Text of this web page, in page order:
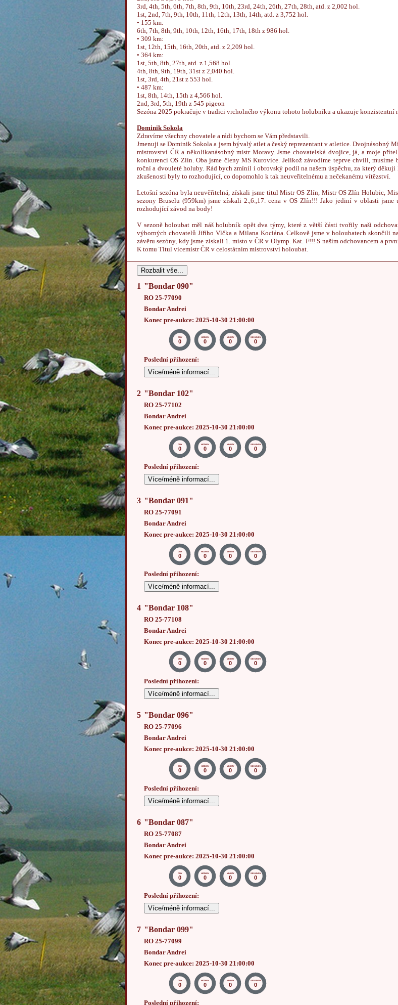
3rd, 4th, 5th, 6th, 7th, 8th, 9th, 10th, 23rd, 24th, 26th, 27th, 28th, atd. z 2,002 hol.
1st, 2nd, 7th, 9th, 10th, 11th, 12th, 13th, 14th, atd. z 3,752 hol.
• 155 km:
6th, 7th, 8th, 9th, 10th, 12th, 16th, 17th, 18th z 986 hol.
• 309 km:
1st, 12th, 15th, 16th, 20th, atd. z 2,209 hol.
• 364 km:
1st, 5th, 8th, 27th, atd. z 1,568 hol.
4th, 8th, 9th, 19th, 31st z 2,040 hol.
1st, 3rd, 4th, 21st z 553 hol.
• 487 km:
1st, 8th, 14th, 15th z 4,566 hol.
2nd, 3rd, 5th, 19th z 545 pigeon
Sezóna 2025 pokračuje v tradici vrcholného výkonu tohoto holubníku a ukazuje konzistentní
Dominik Sokola
Zdravíme všechny chovatele a rádi bychom se Vám představili.
Jmenuji se Dominik Sokola a jsem bývalý atlet a český reprezentant v atletice. Dvojnásobný
mistrovství ČR a několikanásobný mistr Moravy. Jsme chovatelská dvojice, já, a moje
konkurenci OS Zlín. Oba jsme členy MS Kurovice. Jelikož závodíme teprve chvíli, musíme
roční a dvouleté holuby. Rád bych zmínil i obrovský podíl na našem úspěchu, za který
zkušenosti byly to rozhodující, co dopomohlo k tak neuveřitelnému a nečekanému vítězství.
Letošní sezóna byla neuvěřitelná, získali jsme titul Mistr OS Zlín, Mistr OS Zlín Holubic,
sezony Bruselu (959km) jsme získali 2.,6.,17. cena v OS Zlín!!! Jako jediní v oblasti
rozhodující závod na body!
V sezoně holoubat měl náš holubník opět dva týmy, které z větší části tvořily naši
výborných chovatelů Jiřího Vlčka a Milana Kociána. Celkově jsme v holoubatech skončili
závěru sezóny, kdy jsme získali 1. místo v ČR v Olymp. Kat. F!!! S naším odchovancem a
K tomu Titul vicemistr ČR v celostátním mistrovství holoubat.
Rozbalit vše...
1 "Bondar 090"
RO 25-77090
Bondar Andrei
Konec pre-aukce: 2025-10-30 21:00:00
DNY
0
HODINY
0
MINUTY
0
SEKUNDY
0
Poslední přihození:
Více/méně informací...
2 "Bondar 102"
RO 25-77102
Bondar Andrei
Konec pre-aukce: 2025-10-30 21:00:00
DNY
0
HODINY
0
MINUTY
0
SEKUNDY
0
Poslední přihození:
Více/méně informací...
3 "Bondar 091"
RO 25-77091
Bondar Andrei
Konec pre-aukce: 2025-10-30 21:00:00
DNY
0
HODINY
0
MINUTY
0
SEKUNDY
0
Poslední přihození:
Více/méně informací...
4 "Bondar 108"
RO 25-77108
Bondar Andrei
Konec pre-aukce: 2025-10-30 21:00:00
DNY
0
HODINY
0
MINUTY
0
SEKUNDY
0
Poslední přihození:
Více/méně informací...
5 "Bondar 096"
RO 25-77096
Bondar Andrei
Konec pre-aukce: 2025-10-30 21:00:00
DNY
0
HODINY
0
MINUTY
0
SEKUNDY
0
Poslední přihození:
Více/méně informací...
6 "Bondar 087"
RO 25-77087
Bondar Andrei
Konec pre-aukce: 2025-10-30 21:00:00
DNY
0
HODINY
0
MINUTY
0
SEKUNDY
0
Poslední přihození:
Více/méně informací...
7 "Bondar 099"
RO 25-77099
Bondar Andrei
Konec pre-aukce: 2025-10-30 21:00:00
DNY
0
HODINY
0
MINUTY
0
SEKUNDY
0
Poslední přihození: